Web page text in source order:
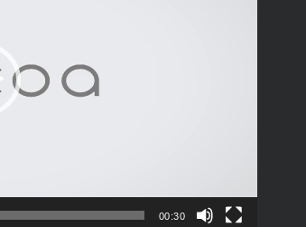
00:30